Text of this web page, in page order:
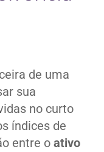
de uma
sua
no curto
índices de
entre o ativo